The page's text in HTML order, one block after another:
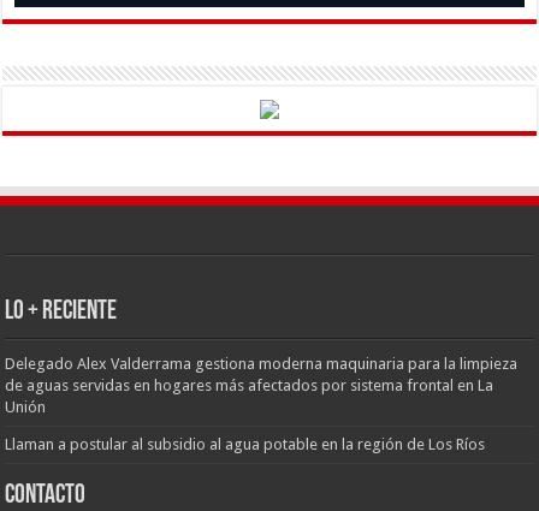
LO + RECIENTE
Delegado Alex Valderrama gestiona moderna maquinaria para la limpieza
de aguas servidas en hogares más afectados por sistema frontal en La
Unión
Llaman a postular al subsidio al agua potable en la región de Los Ríos
CONTACTO